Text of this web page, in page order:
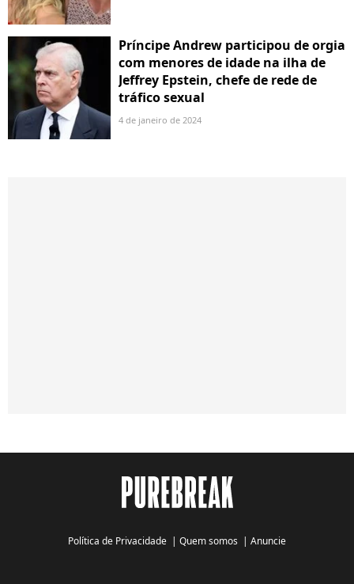
Príncipe Andrew participou de orgia
com menores de idade na ilha de
Jeffrey Epstein, chefe de rede de
tráfico sexual
4 de janeiro de 2024
Política de Privacidade | Quem somos | Anuncie